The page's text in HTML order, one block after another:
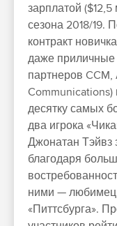
зарплатой
сезона 2018/19.
контракт
даже приличные
партнеров CCM,
Communications)
десятку самых
два игрока
Джонатан Тэйвз
благодаря
ними — любимец
«Питтсбурга».